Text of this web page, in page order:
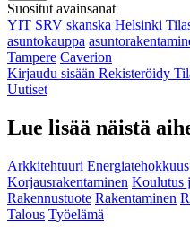
Suositut avainsanat
YIT SRV skanska Helsinki
asuntokauppa
Tampere Caverion
Kirjaudu sisään Rekisteröidy
Uutiset
Lue lisää näistä
Arkkitehtuuri Energiatehokkuus
Korjausrakentaminen Koulutus
Rakennustuote Rakentaminen
Talous Työelämä